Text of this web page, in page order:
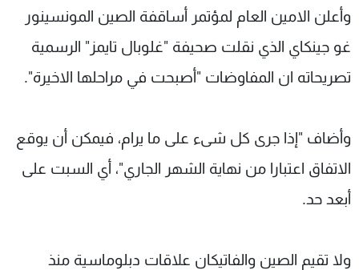
وأعلن الامين العام لمؤتمر أساقفة الصين المونسينور
غو جينكاي الذي نقلت صحيفة "غلوبال تايمز" الرسمية
تصريحاته ان المفاوضات "أصبحت في مراحلها الاخيرة".
وأضاف "إذا جرى كل شىء على ما يرام، فيمكن أن يوقع
الاتفاق اعتبارا من نهاية الشهر الجاري"، أي السبت على
أبعد حد.
ولا تقيم الصين والفاتيكان علاقات دبلوماسية منذ
سياسة الخصوصية